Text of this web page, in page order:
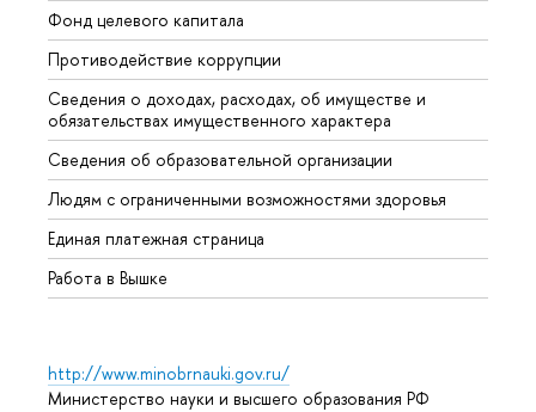
Фонд целевого капитала
Противодействие коррупции
Сведения о доходах, расходах, об имуществе и
обязательствах имущественного характера
Сведения об образовательной организации
Людям с ограниченными возможностями здоровья
Единая платежная страница
Работа в Вышке
http://www.minobrnauki.gov.ru/
Министерство науки и высшего образования РФ